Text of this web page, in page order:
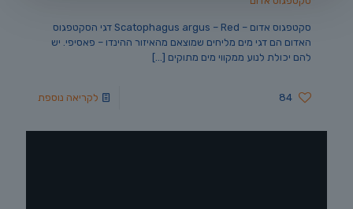
סקטפגוס אדום – Scatophagus argus – Red דגי הסקטפגוס
האדום הם דגי מים מליחים שמוצאם מהאיזור ההינדו – פאסיפי. יש
להם יכולת לנוע ממקווי מים מתוקים […]
84 לקריאה נוספת